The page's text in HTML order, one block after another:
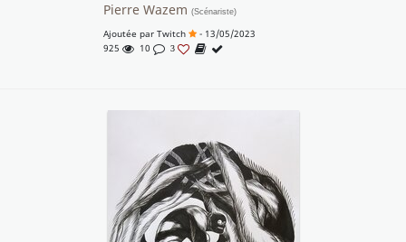
Pierre Wazem (Scénariste)
Ajoutée par Twitch
- 13/05/2023
925
10 3